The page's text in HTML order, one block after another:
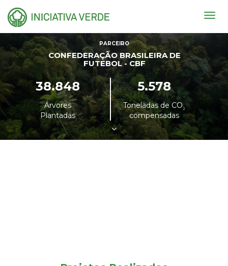
PARCEIRO
CONFEDERAÇÃO BRASILEIRA DE
FUTEBOL - CBF
38.848
Árvores
Plantadas
5.578
Toneladas de CO²
compensadas